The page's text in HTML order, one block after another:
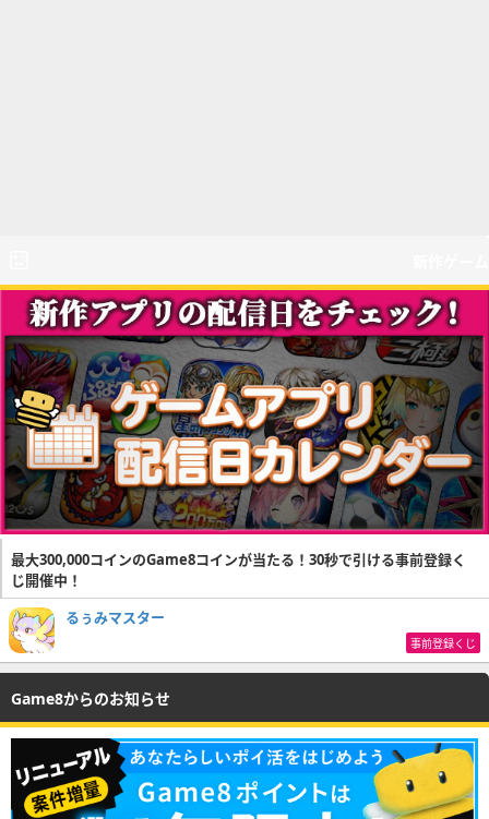
最大300,000コインのGame8コインが当たる！30秒で引ける事前登録く
じ開催中！
るぅみマスター
事前登録くじ
Game8からのお知らせ